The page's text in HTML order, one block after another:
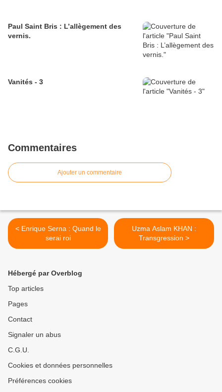
Paul Saint Bris : L’allègement des
vernis.
Vanités - 3
Commentaires
Ajouter un commentaire
< Enrique Serna : Quand le
serai roi
Uzma Aslam KHAN :
Transgression >
Hébergé par Overblog
Top articles
Pages
Contact
Signaler un abus
C.G.U.
Cookies et données personnelles
Préférences cookies